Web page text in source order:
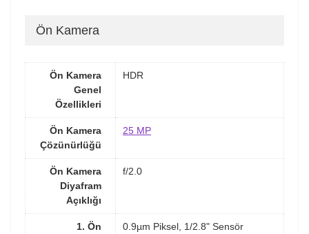
Ön Kamera
Ön Kamera
Genel
Özellikleri
HDR
Ön Kamera
Çözünürlüğü
25 MP
Ön Kamera
Diyafram
Açıklığı
f/2.0
1. Ön
0.9µm Piksel, 1/2.8" Sensör